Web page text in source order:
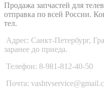
Продажа запчастей для
отправка по всей России.
тел.
Адрес: Санкт-Петербург,
заранее до приеда.
Телефон: 8-981-812-40-50
Почта: